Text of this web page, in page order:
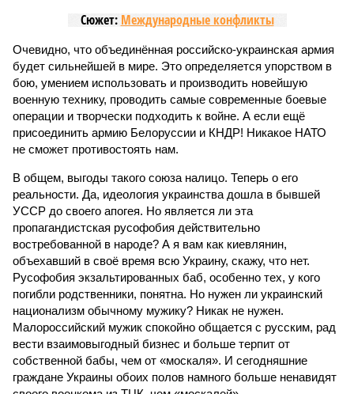
Сюжет: Международные конфликты
Очевидно, что объединённая российско-украинская армия
будет сильнейшей в мире. Это определяется упорством в
бою, умением использовать и производить новейшую
военную технику, проводить самые современные боевые
операции и творчески подходить к войне. А если ещё
присоединить армию Белоруссии и КНДР! Никакое НАТО
не сможет противостоять нам.
В общем, выгоды такого союза налицо. Теперь о его
реальности. Да, идеология украинства дошла в бывшей
УССР до своего апогея. Но является ли эта
пропагандистская русофобия действительно
востребованной в народе? А я вам как киевлянин,
объехавший в своё время всю Украину, скажу, что нет.
Русофобия экзальтированных баб, особенно тех, у кого
погибли родственники, понятна. Но нужен ли украинский
национализм обычному мужику? Никак не нужен.
Малороссийский мужик спокойно общается с русским, рад
вести взаимовыгодный бизнес и больше терпит от
собственной бабы, чем от «москаля». И сегодняшние
граждане Украины обоих полов намного больше ненавидят